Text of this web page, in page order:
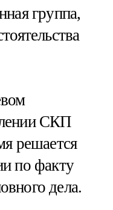
группа,
СКП
решается
по факту
дела.